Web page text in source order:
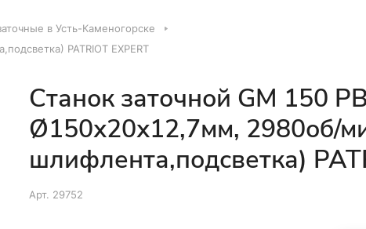
в Усть-Каменогорске
PATRIOT EXPERT
Станок заточной GM 150
Ø150х20х12,7мм, 2980об/
шлифлента,подсветка)
Арт. 29752